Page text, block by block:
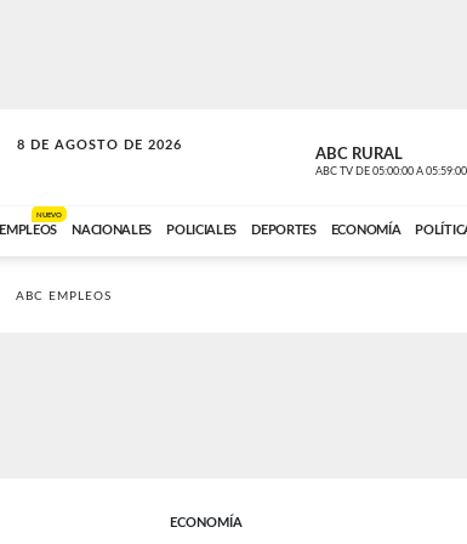
8 DE AGOSTO DE 2026
SOLO MÚSICA ABC RURAL
ABC TV DE 05:00:00 A 05:59:00
EMPLEOS
NUEVO
NACIONALES POLICIALES DEPORTES ECONOMÍA
ABC EMPLEOS
ECONOMÍA